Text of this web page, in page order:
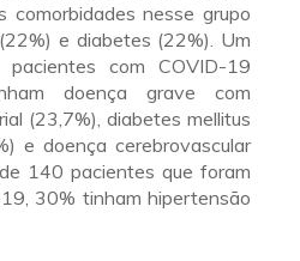
comorbidades nesse grupo
e diabetes (22%). Um
com COVID-19
doença grave com
(23,7%), diabetes mellitus
e doença cerebrovascular
140 pacientes que foram
30% tinham hipertensão